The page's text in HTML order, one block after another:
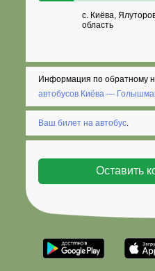
с. Киёва,
область
Информация по обратному
автобусов Киёва —
Ваш билет на автобус.